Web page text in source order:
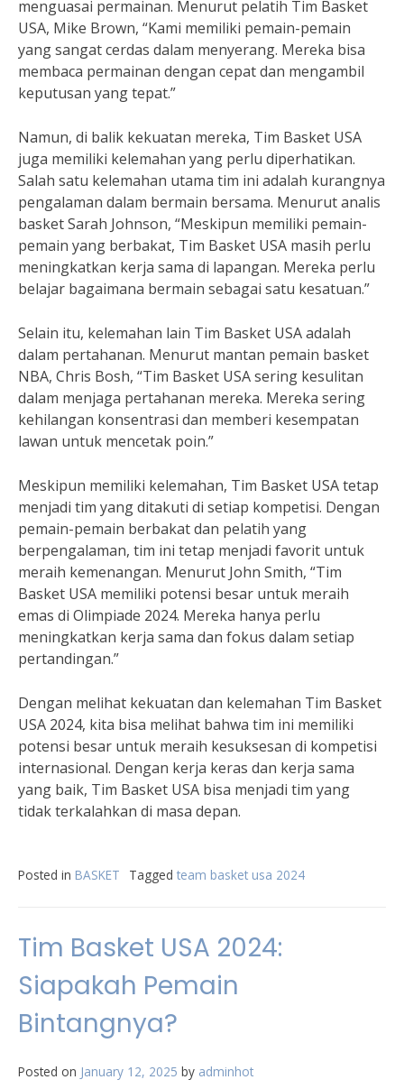
menguasai permainan. Menurut pelatih Tim Basket
USA, Mike Brown, “Kami memiliki pemain-pemain
yang sangat cerdas dalam menyerang. Mereka bisa
membaca permainan dengan cepat dan mengambil
keputusan yang tepat.”
Namun, di balik kekuatan mereka, Tim Basket USA
juga memiliki kelemahan yang perlu diperhatikan.
Salah satu kelemahan utama tim ini adalah kurangnya
pengalaman dalam bermain bersama. Menurut analis
basket Sarah Johnson, “Meskipun memiliki pemain-
pemain yang berbakat, Tim Basket USA masih perlu
meningkatkan kerja sama di lapangan. Mereka perlu
belajar bagaimana bermain sebagai satu kesatuan.”
Selain itu, kelemahan lain Tim Basket USA adalah
dalam pertahanan. Menurut mantan pemain basket
NBA, Chris Bosh, “Tim Basket USA sering kesulitan
dalam menjaga pertahanan mereka. Mereka sering
kehilangan konsentrasi dan memberi kesempatan
lawan untuk mencetak poin.”
Meskipun memiliki kelemahan, Tim Basket USA tetap
menjadi tim yang ditakuti di setiap kompetisi. Dengan
pemain-pemain berbakat dan pelatih yang
berpengalaman, tim ini tetap menjadi favorit untuk
meraih kemenangan. Menurut John Smith, “Tim
Basket USA memiliki potensi besar untuk meraih
emas di Olimpiade 2024. Mereka hanya perlu
meningkatkan kerja sama dan fokus dalam setiap
pertandingan.”
Dengan melihat kekuatan dan kelemahan Tim Basket
USA 2024, kita bisa melihat bahwa tim ini memiliki
potensi besar untuk meraih kesuksesan di kompetisi
internasional. Dengan kerja keras dan kerja sama
yang baik, Tim Basket USA bisa menjadi tim yang
tidak terkalahkan di masa depan.
Posted in BASKET Tagged team basket usa 2024
Tim Basket USA 2024:
Siapakah Pemain
Bintangnya?
Posted on January 12, 2025 by adminhot